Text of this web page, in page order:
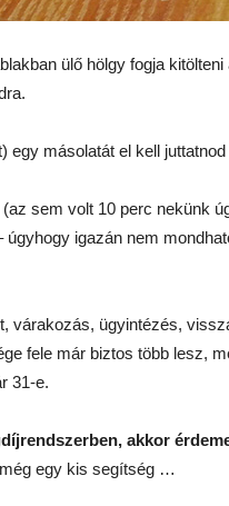
ülő hölgy fogja
egy másolatát el kell
sem volt 10 perc nekünk
úgyhogy igazán nem
várakozás, ügyintézés,
fele már biztos több lesz,
31-e.
akkor
egy kis segítség …